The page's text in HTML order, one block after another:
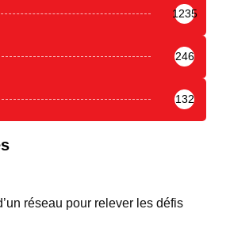
1235
246
132
réseau pour relever les défis